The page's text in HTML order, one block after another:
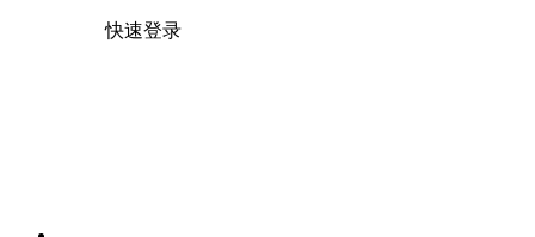
快速登录